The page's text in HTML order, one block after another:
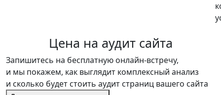
Цена на аудит сайта
Запишитесь на бесплатную онлайн-встречу,
и мы покажем, как выглядит комплексный анализ
и сколько будет стоить аудит страниц вашего сайта